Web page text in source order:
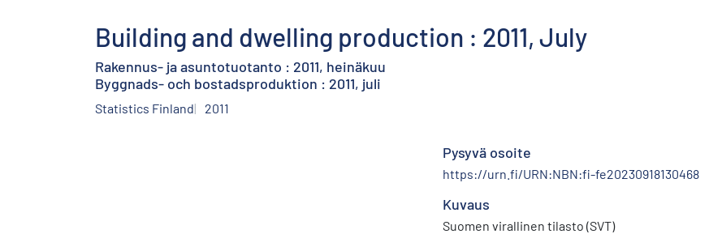
Building and dwelling production : 2011, July
Rakennus- ja asuntotuotanto : 2011, heinäkuu
Byggnads- och bostadsproduktion : 2011, juli
Statistics Finland 2011
Pysyvä osoite
https://urn.fi/URN:NBN:fi-fe20230918130468
Kuvaus
Suomen virallinen tilasto (SVT)